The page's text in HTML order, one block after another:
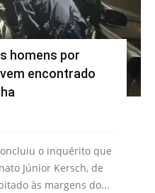
homens por
encontrado
o inquérito que
Júnior Kersch, de
às margens do...